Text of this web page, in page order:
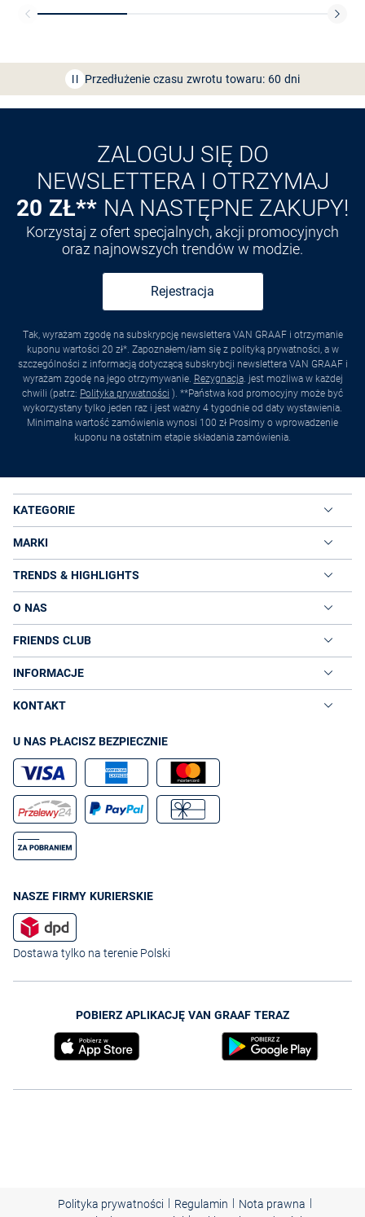
Przedłużenie czasu zwrotu towaru: 60 dni
Odkryj aplikację VANGRAAF
ZALOGUJ SIĘ DO
NEWSLETTERA I OTRZYMAJ
20 ZŁ** NA NASTĘPNE ZAKUPY!
Korzystaj z ofert specjalnych, akcji promocyjnych
oraz najnowszych trendów w modzie.
Rejestracja
Tak, wyrażam zgodę na subskrypcję newslettera VAN GRAAF i otrzymanie
kuponu wartości 20 zł*. Zapoznałem/łam się z polityką prywatności, a w
szczególności z informacją dotyczącą subskrybcji newslettera VAN GRAAF i
wyrażam zgodę na jego otrzymywanie. Rezygnacja. jest możliwa w każdej
chwili (patrz: Polityka prywatności ). **Państwa kod promocyjny może być
wykorzystany tylko jeden raz i jest ważny 4 tygodnie od daty wystawienia.
Minimalna wartość zamówienia wynosi 100 zł Prosimy o wprowadzenie
kuponu na ostatnim etapie składania zamówienia.
KATEGORIE
MARKI
TRENDS & HIGHLIGHTS
O NAS
FRIENDS CLUB
INFORMACJE
KONTAKT
U NAS PŁACISZ BEZPIECZNIE
NASZE FIRMY KURIERSKIE
Dostawa tylko na terenie Polski
POBIERZ APLIKACJĘ VAN GRAAF TERAZ
Polityka prywatności | Regulamin | Nota prawna |